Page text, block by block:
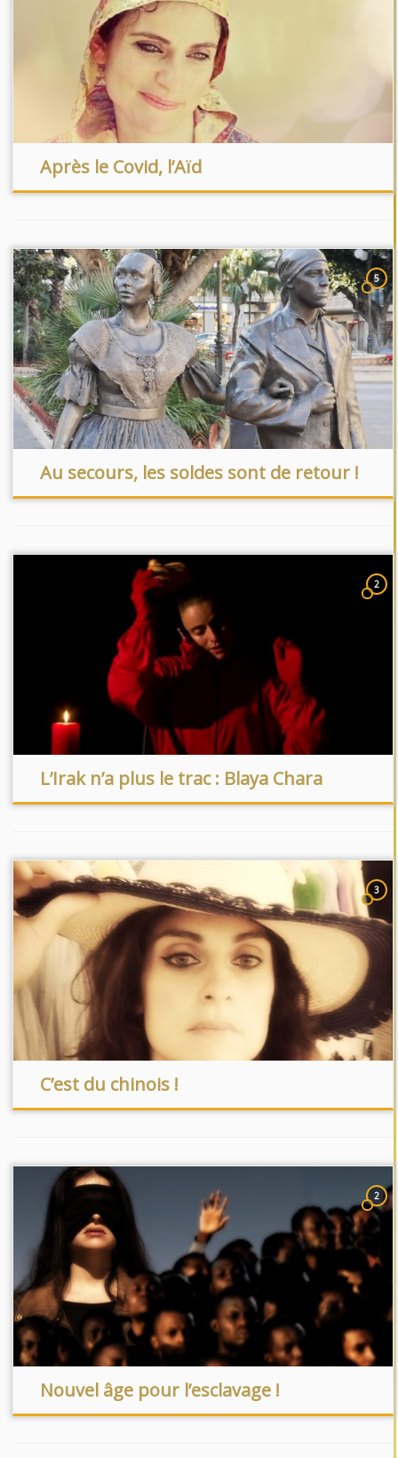
Après le Covid, l’Aïd
5
Au secours, les soldes sont de retour !
2
L’Irak n’a plus le trac : Blaya Chara
3
C’est du chinois !
2
Nouvel âge pour l’esclavage !